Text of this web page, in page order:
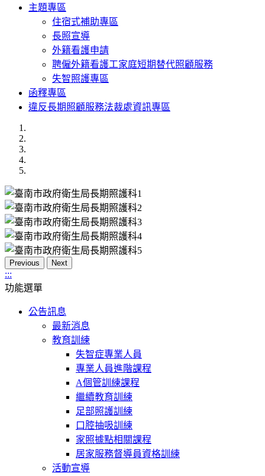
主題專區
住宿式補助專區
長照宣導
外籍看護申請
聘僱外籍看護工家庭短期替代照顧服務
失智照護專區
函釋專區
違反長期照顧服務法裁處資訊專區
Previous Next
:::
功能選單
公告訊息
最新消息
教育訓練
失智症專業人員
專業人員進階課程
A個管訓練課程
繼續教育訓練
足部照護訓練
口腔抽吸訓練
家照據點相關課程
居家服務督導員資格訓練
活動宣導